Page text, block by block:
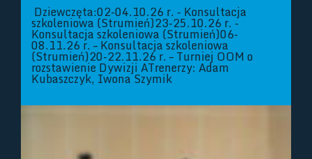
Dziewczęta:02-04.10.26 r. - Konsultacja
szkoleniowa (Strumień)23-25.10.26 r. -
Konsultacja szkoleniowa (Strumień)06-
08.11.26 r. – Konsultacja szkoleniowa
(Strumień)20-22.11.26 r. – Turniej OOM o
rozstawienie Dywizji ATrenerzy: Adam
Kubaszczyk, Iwona Szymik